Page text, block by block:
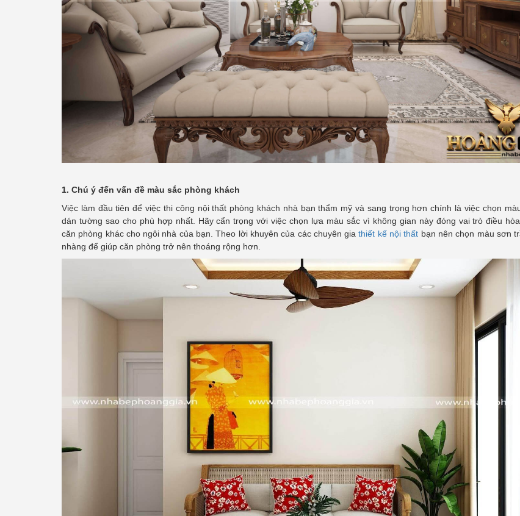
1. Chú ý đến vấn đề màu sắc phòng khách
Việc làm đầu tiên để việc thi công nội thất phòng khách nhà bạn thẩm mỹ và sang trọng hơn chính là việc chọn
dán tường sao cho phù hợp nhất. Hãy cẩn trọng với việc chọn lựa màu sắc vì không gian này đóng vai trò điều
căn phòng khác cho ngôi nhà của bạn. Theo lời khuyên của các chuyên giathiết kế nội thất bạn nên chọn màu sơn
nhàng để giúp căn phòng trở nên thoáng rộng hơn.